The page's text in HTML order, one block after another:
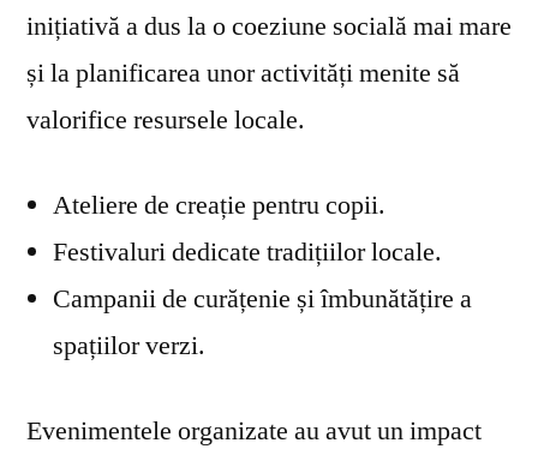
inițiativă a dus la o coeziune socială mai mare
și la planificarea unor activități menite să
valorifice resursele locale.
Ateliere de creație pentru copii.
Festivaluri dedicate tradițiilor locale.
Campanii de curățenie și îmbunătățire a
spațiilor verzi.
Evenimentele organizate au avut un impact